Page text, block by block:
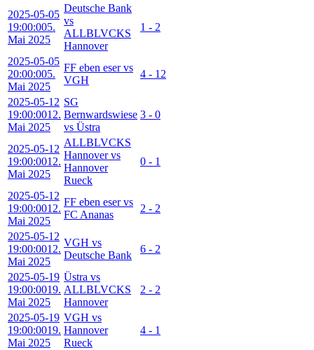
2025-05-05
19:00:005.
Mai 2025
Deutsche Bank
vs
ALLBLVCKS
Hannover
1 - 2
2025-05-05
20:00:005.
Mai 2025
FF eben eser vs
VGH
4 - 12
2025-05-12
19:00:0012.
Mai 2025
SG
Bernwardswiese
vs Üstra
3 - 0
2025-05-12
19:00:0012.
Mai 2025
ALLBLVCKS
Hannover vs
Hannover
Rueck
0 - 1
2025-05-12
19:00:0012.
Mai 2025
FF eben eser vs
FC Ananas
2 - 2
2025-05-12
19:00:0012.
Mai 2025
VGH vs
Deutsche Bank
6 - 2
2025-05-19
19:00:0019.
Mai 2025
Üstra vs
ALLBLVCKS
Hannover
2 - 2
2025-05-19
19:00:0019.
Mai 2025
VGH vs
Hannover
Rueck
4 - 1